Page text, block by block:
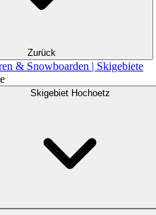
Zurück
& Snowboarden | Skigebiete
Skigebiet Hochoetz